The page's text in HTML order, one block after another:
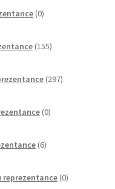
0izdelkov
155izdelkov
297izdelkov
0izdelkov
6izdelkov
reprezentance 0izdelkov